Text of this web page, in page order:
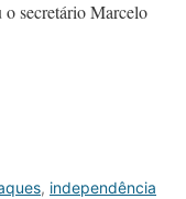
o secretário Marcelo
, independência